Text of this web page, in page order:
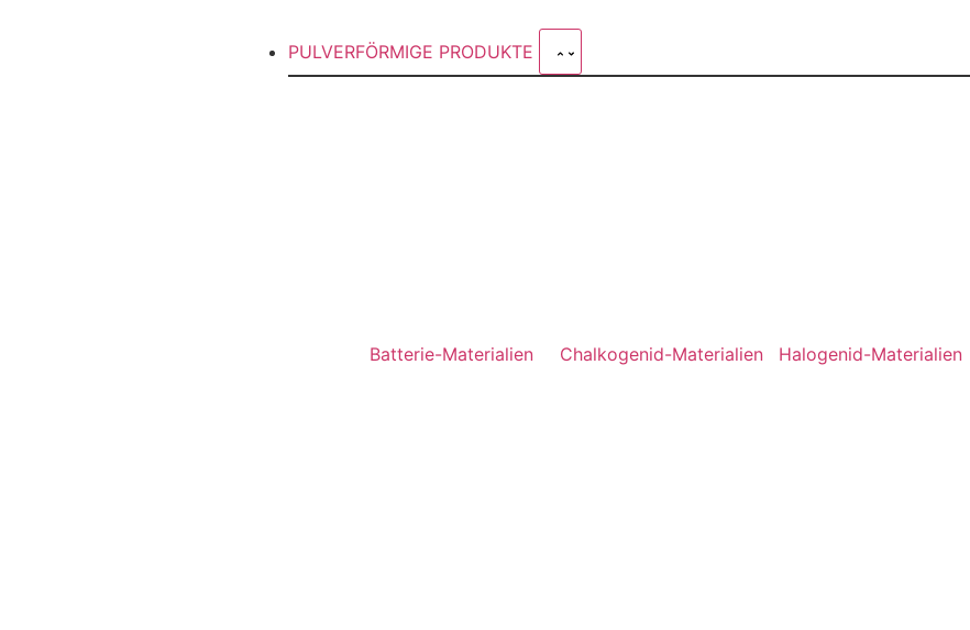
PULVERFÖRMIGE PRODUKTE
Batterie-Materialien Chalkogenid-Materialien Halogenid-Materialien